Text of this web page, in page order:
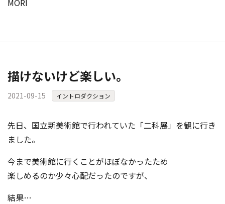
MORI
描けないけど楽しい。
2021-09-15 イントロダクション
先日、国立新美術館で行われていた「二科展」を観に行き
ました。
今まで美術館に行くことがほぼなかったため
楽しめるのか少々心配だったのですが、
結果…